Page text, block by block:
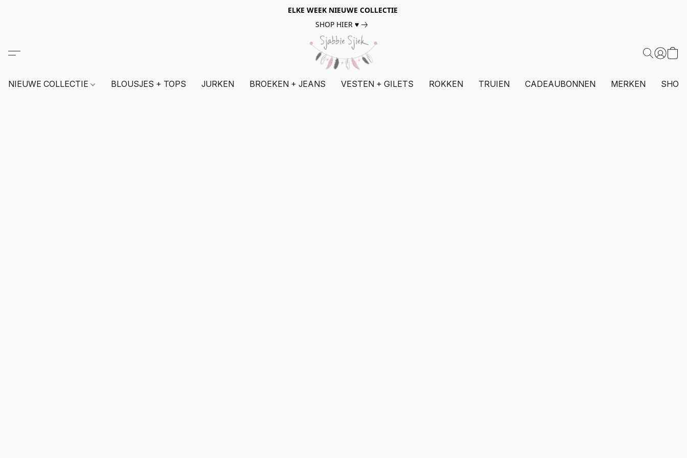
ELKE WEEK NIEUWE COLLECTIE
SHOP HIER ♥
NIEUWE COLLECTIE BLOUSJES + TOPS JURKEN BROEKEN + JEANS VESTEN + GILETS ROKKEN TRUIEN CADEAUBONNEN MERKEN SHOP